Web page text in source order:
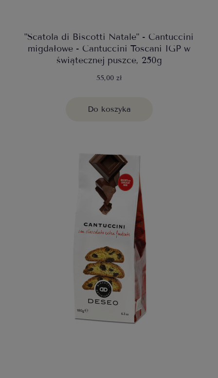
"Scatola di Biscotti Natale" - Cantuccini
migdałowe - Cantuccini Toscani IGP w
świątecznej puszce, 250g
55,00 zł
Do koszyka